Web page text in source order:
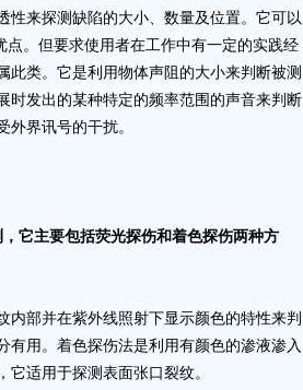
来探测缺陷的大小、数量及位置。它可以
。但要求使用者在工作中有一定的实践经
类。它是利用物体声阻的大小来判断被测
时发出的某种特定的频率范围的声音来判断
界讯号的干扰。
它主要包括荧光探伤和着色探伤两种方
部并在紫外线照射下显示颜色的特性来判
有用。着色探伤法是利用有颜色的渗液渗入
适用于探测表面张口裂纹。